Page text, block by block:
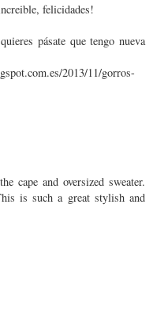
felicidades!
pásate que tengo nueva
2013/11/gorros-
cape and oversized sweater.
is such a great stylish and